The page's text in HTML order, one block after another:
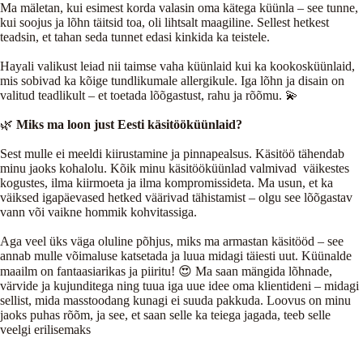
Ma mäletan, kui esimest korda valasin oma kätega küünla – see tunne,
kui soojus ja lõhn täitsid toa, oli lihtsalt maagiline. Sellest hetkest
teadsin, et tahan seda tunnet edasi kinkida ka teistele.
Hayali valikust leiad nii taimse vaha küünlaid kui ka kookosküünlaid,
mis sobivad ka kõige tundlikumale allergikule. Iga lõhn ja disain on
valitud teadlikult – et toetada lõõgastust, rahu ja rõõmu. 💫
🌿 Miks ma loon just Eesti käsitööküünlaid?
Sest mulle ei meeldi kiirustamine ja pinnapealsus. Käsitöö tähendab
minu jaoks kohalolu. Kõik minu käsitööküünlad valmivad väikestes
kogustes, ilma kiirmoeta ja ilma kompromissideta. Ma usun, et ka
väiksed igapäevased hetked väärivad tähistamist – olgu see lõõgastav
vann või vaikne hommik kohvitassiga.
Aga veel üks väga oluline põhjus, miks ma armastan käsitööd – see
annab mulle võimaluse katsetada ja luua midagi täiesti uut. Küünalde
maailm on fantaasiarikas ja piiritu! 😍 Ma saan mängida lõhnade,
värvide ja kujunditega ning tuua iga uue idee oma klientideni – midagi
sellist, mida masstoodang kunagi ei suuda pakkuda. Loovus on minu
jaoks puhas rõõm, ja see, et saan selle ka teiega jagada, teeb selle
veelgi erilisemaks